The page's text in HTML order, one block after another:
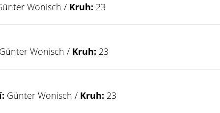
Wonisch / Kruh: 23
Wonisch / Kruh: 23
Günter Wonisch / Kruh: 23